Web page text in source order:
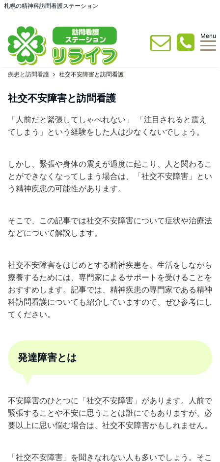
札幌の精神科訪問看護ステーション
Menu
疾患と訪問看護 社交不安障害と訪問看護
社交不安障害と訪問看護
「人前だと緊張してしゃべれない」 「注目されると震え
てしまう」という経験をした人は少なくないでしょう。
しかし、緊張や身体の震えが過度に起こり、人と関わるこ
とができなくなってしまう場合は、「社交不安障害」とい
う精神疾患の可能性があります。
そこで、この記事では社交不安障害について症状や治療法
などについて解説します。
社交不安障害をはじめとする精神疾患を、生活をしながら
療養するためには、専門家によるサポートを受けることを
おすすめします。記事では、精神疾患の専門家である精神
科訪問看護についても紹介していますので、ぜひ参考にし
てください。
発達障害とは
不安障害のひとつに「社交不安障害」があります。人前で
緊張することや不安に思うことは誰にでもありますが、必
要以上に思い悩む場合は、社交不安障害かもしれません。
「社交不安障害」を聞きなれない人も多いでしょう。そこ